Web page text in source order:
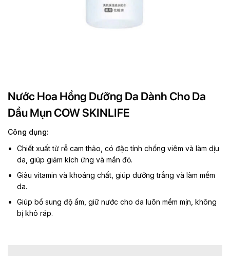
Nước Hoa Hồng Dưỡng Da Dành Cho Da
Dầu Mụn COW SKINLIFE
Công dụng:
Chiết xuất từ rễ cam thảo, có đặc tính chống viêm và làm dịu
da, giúp giảm kích ứng và mẩn đỏ.​
Giàu vitamin và khoáng chất, giúp dưỡng trắng và làm mềm
da.​
Giúp bổ sung độ ẩm, giữ nước cho da luôn mềm mịn, không
bị khô ráp.